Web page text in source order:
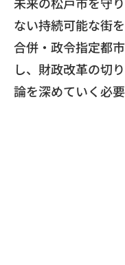
ない持続可能な街
合併・政令指定都
し、 財政改革の切
論を深めていく必